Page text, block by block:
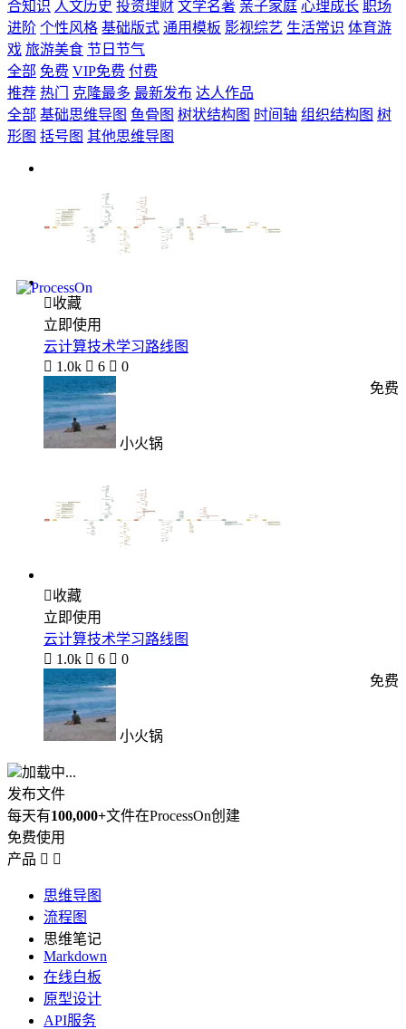
合知识 人文历史 投资理财 文学名著 亲子家庭 心理成长 职场
进阶 个性风格 基础版式 通用模板 影视综艺 生活常识 体育游
戏 旅游美食 节日节气
全部 免费 VIP免费 付费
推荐 热门 克隆最多 最新发布 达人作品
全部 基础思维导图 鱼骨图 树状结构图 时间轴 组织结构图 树
形图 括号图 其他思维导图
收藏
立即使用
云计算技术学习路线图
 1.0k  6  0
小火锅
免费
收藏
立即使用
云计算技术学习路线图
 1.0k  6  0
小火锅
免费
加载中...
发布文件
每天有100,000+文件在ProcessOn创建
免费使用
产品  
思维导图
流程图
思维笔记
Markdown
在线白板
原型设计
API服务